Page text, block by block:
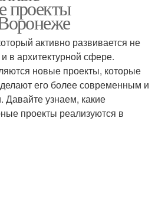
проекты
активно развивается не
в архитектурной сфере.
новые проекты, которые
его более современным и
узнаем, какие
проекты реализуются в